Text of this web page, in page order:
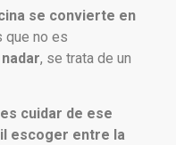
se convierte en
que no es
, se trata de un
es cuidar de ese
escoger entre la